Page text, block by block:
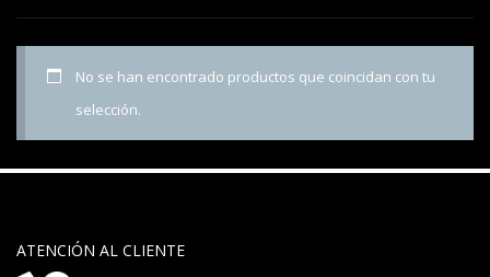
No se han encontrado productos que coincidan con tu
selección.
ATENCIÓN AL CLIENTE